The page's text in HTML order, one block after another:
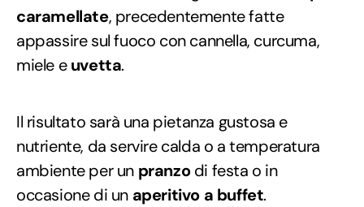
caramellate, precedentemente fatte
appassire sul fuoco con cannella, curcuma,
miele euvetta.
Il risultato sarà una pietanza gustosa e
nutriente, da servire calda o a temperatura
ambiente per un pranzodi festa o in
occasione di un aperitivo a buffet.